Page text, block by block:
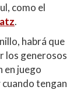
como el
.
habrá que
los generosos
en juego
tengan